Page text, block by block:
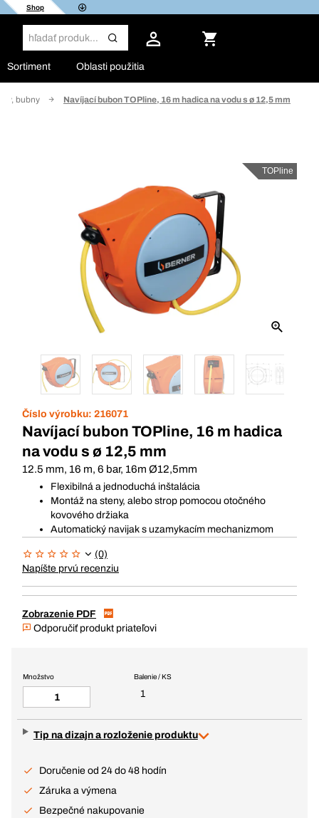
Shop
Sortiment Oblasti použitia
bubny Navíjací bubon TOPline, 16 m hadica na vodu s ø 12,5 mm
TOPline
Číslo výrobku: 216071
Navíjací bubon TOPline, 16 m hadica
na vodu s ø 12,5 mm
12.5 mm, 16 m, 6 bar, 16m Ø12,5mm
Flexibilná a jednoduchá inštalácia
Montáž na steny, alebo strop pomocou otočného
kovového držiaka
Automatický navijak s uzamykacím mechanizmom
(0)
Napíšte prvú recenziu
Zobrazenie PDF
Odporučiť produkt priateľovi
Balenie / KS
1
Množstvo
Tip na dizajn a rozloženie produktu
Doručenie od 24 do 48 hodín
Záruka a výmena
Bezpečné nakupovanie